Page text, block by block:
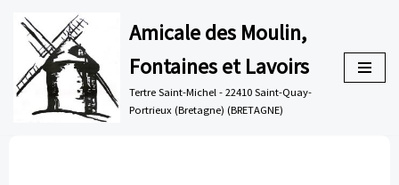
Aller
au
contenu
Amicale des Moulin,
Fontaines et Lavoirs
Tertre Saint-Michel - 22410 Saint-Quay-
Portrieux (Bretagne) (BRETAGNE)